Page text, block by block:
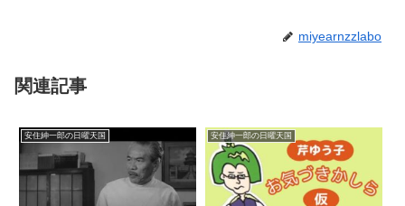
miyearnzzlabo
関連記事
安住紳一郎の日曜天国 安住紳一郎の日曜天国